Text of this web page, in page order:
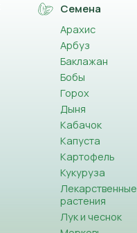
Семена
Арахис
Арбуз
Баклажан
Бобы
Горох
Дыня
Кабачок
Капуста
Картофель
Кукуруза
Лекарственные
растения
Лук и чеснок